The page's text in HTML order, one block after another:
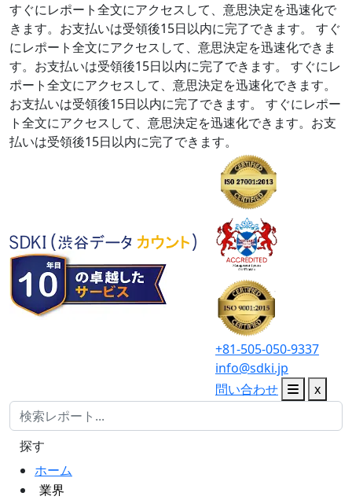
すぐにレポート全文にアクセスして、意思決定を迅速化で
きます。お支払いは受領後15日以内に完了できます。
すぐ
にレポート全文にアクセスして、意思決定を迅速化できま
す。お支払いは受領後15日以内に完了できます。
すぐにレ
ポート全文にアクセスして、意思決定を迅速化できます。
お支払いは受領後15日以内に完了できます。
すぐにレポー
ト全文にアクセスして、意思決定を迅速化できます。お支
払いは受領後15日以内に完了できます。
+81-505-050-9337
info@sdki.jp
問い合わせ
x
ホーム
業界
探す